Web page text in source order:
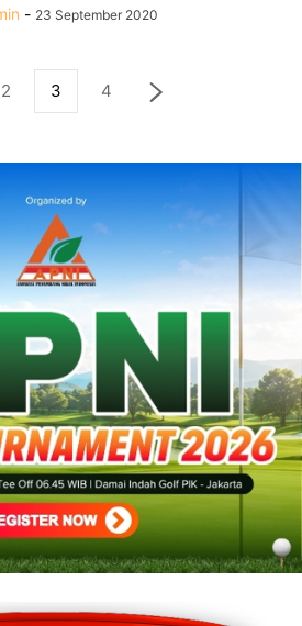
- 23 September 2020
2 3 4